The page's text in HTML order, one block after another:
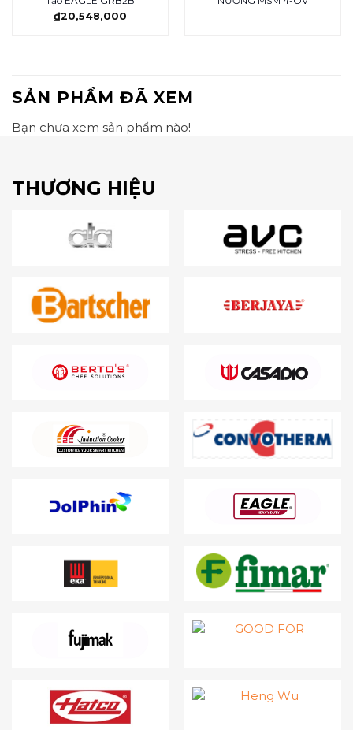
₫20,548,000
SẢN PHẨM ĐÃ XEM
Bạn chưa xem sản phẩm nào!
THƯƠNG HIỆU